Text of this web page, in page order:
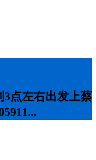
3点左右出发上蔡